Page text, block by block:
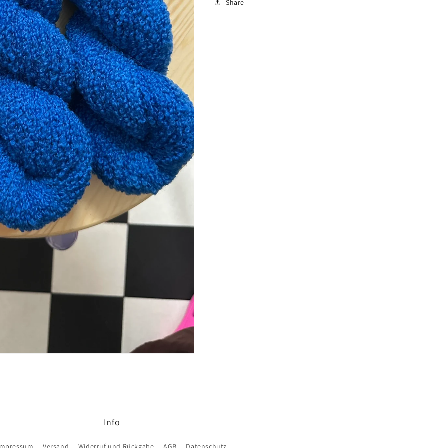
Share
Info